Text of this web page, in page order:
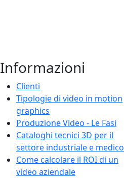
Informazioni
Clienti
Tipologie di video in motion
graphics
Produzione Video - Le Fasi
Cataloghi tecnici 3D per il
settore industriale e medico
Come calcolare il ROI di un
video aziendale